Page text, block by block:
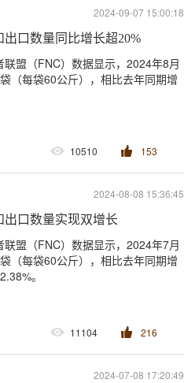
2024-09-07 15:00:18
口数量同比增长超20%
盟（FNC）数据显示，2024年8月
（每袋60公斤），相比去年同期增
10510 153
2024-08-08 15:36:45
口数量实现双增长
盟（FNC）数据显示，2024年7月
（每袋60公斤），相比去年同期增
。
11104 216
2024-07-08 17:20:49